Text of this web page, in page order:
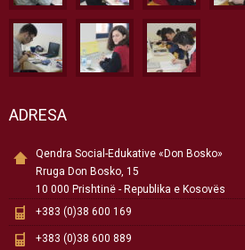
ADRESA
Qendra Social-Edukative «Don Bosko»
Rruga Don Bosko, 15
10 000 Prishtinë - Republika e Kosovës
+383 (0)38 600 169
+383 (0)38 600 889